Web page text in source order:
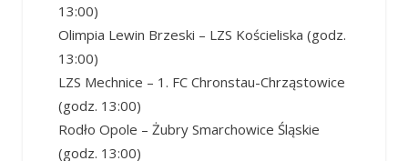
13:00)
Olimpia Lewin Brzeski – LZS Kościeliska (godz.
13:00)
LZS Mechnice – 1. FC Chronstau-Chrząstowice
(godz. 13:00)
Rodło Opole – Żubry Smarchowice Śląskie
(godz. 13:00)